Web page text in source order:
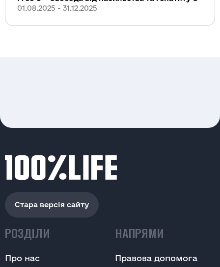
01.08.2025 - 31.12.2025Повідомити про
порушення
Стара версія сайту
РОЗДІЛИ
Про нас
НАПРЯМИ
Правова допомога